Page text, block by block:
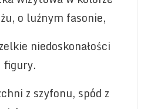
o luźnym fasonie,
niedoskonałości
figury.
z szyfonu, spód z